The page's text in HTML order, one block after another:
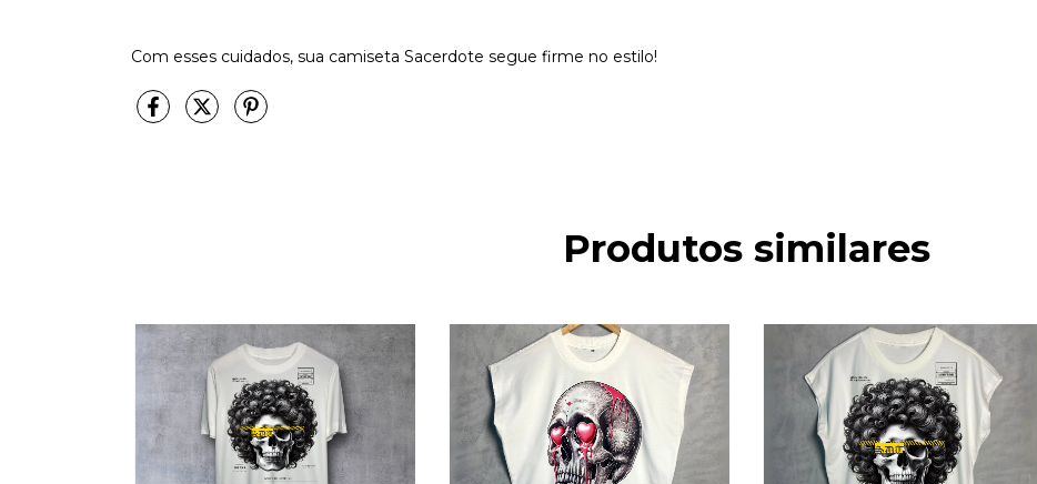
Com esses cuidados, sua camiseta Sacerdote segue firme no estilo!
Produtos similares